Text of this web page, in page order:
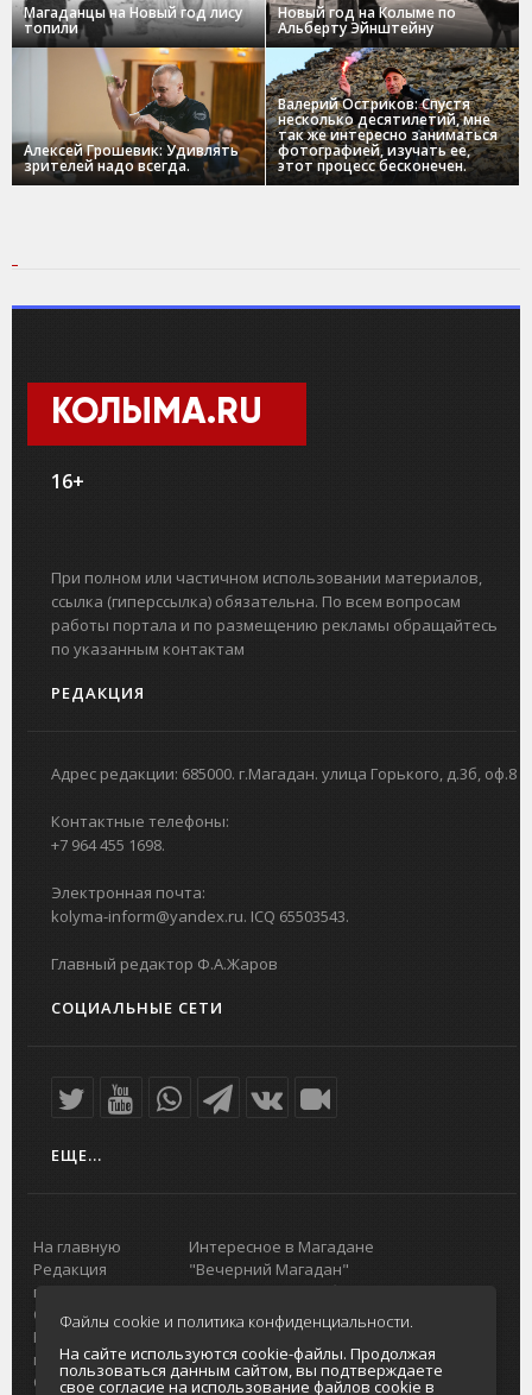
Магаданцы на Новый год лису
топили
Новый год на Колыме по
Альберту Эйнштейну
Алексей Грошевик: Удивлять
зрителей надо всегда.
Валерий Остриков: Спустя
несколько десятилетий, мне
так же интересно заниматься
фотографией, изучать ее,
этот процесс бесконечен.
КОЛЫМА.RU
16+
При полном или частичном использовании материалов,
ссылка (гиперссылка) обязательна. По всем вопросам
работы портала и по размещению рекламы обращайтесь
по указанным контактам
РЕДАКЦИЯ
Адрес редакции: 685000. г.Магадан. улица Горького, д.3б, оф.8
Контактные телефоны:
+7 964 455 1698.
Электронная почта:
kolyma-inform@yandex.ru. ICQ 65503543.
Главный редактор Ф.А.Жаров
СОЦИАЛЬНЫЕ СЕТИ
ЕЩЕ...
На главную
Редакция
портала
О проекте
Реклама на
портале
Отзывы и
Интересное в Магадане
"Вечерний Магадан"
Городская доска объявлений
Реклама
Главный туристический портал
Колымы
Политика в отношении обработки
Файлы cookie и политика конфиденциальности.
На сайте используются cookie-файлы. Продолжая
пользоваться данным сайтом, вы подтверждаете
свое согласие на использование файлов cookie в